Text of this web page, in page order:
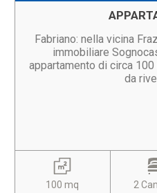
Fabriano: nella vicina
immobiliare
appartamento di circa
da
100 mq 2